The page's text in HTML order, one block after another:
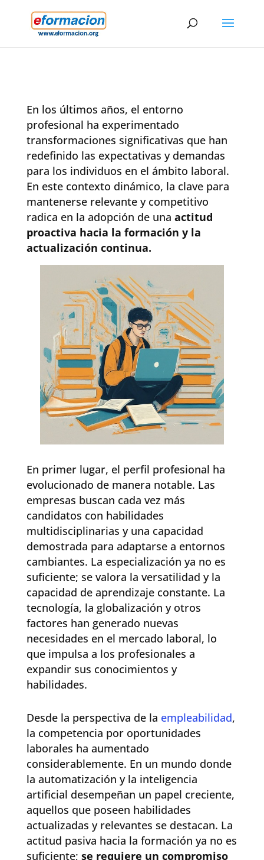
En los últimos años, el entorno
profesional ha experimentado
transformaciones significativas que han
redefinido las expectativas y demandas
para los individuos en el ámbito laboral.
En este contexto dinámico, la clave para
mantenerse relevante y competitivo
radica en la adopción de una actitud
proactiva hacia la formación y la
actualización continua.
En primer lugar, el perfil profesional ha
evolucionado de manera notable. Las
empresas buscan cada vez más
candidatos con habilidades
multidisciplinarias y una capacidad
demostrada para adaptarse a entornos
cambiantes. La especialización ya no es
suficiente; se valora la versatilidad y la
capacidad de aprendizaje constante. La
tecnología, la globalización y otros
factores han generado nuevas
necesidades en el mercado laboral, lo
que impulsa a los profesionales a
expandir sus conocimientos y
habilidades.
Desde la perspectiva de la empleabilidad,
la competencia por oportunidades
laborales ha aumentado
considerablemente. En un mundo donde
la automatización y la inteligencia
artificial desempeñan un papel creciente,
aquellos que poseen habilidades
actualizadas y relevantes se destacan. La
actitud pasiva hacia la formación ya no es
suficiente; se requiere un compromiso